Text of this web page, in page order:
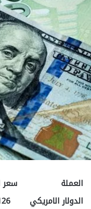
العملة سعر
الدولار الامريكي 5.3126 5.3019